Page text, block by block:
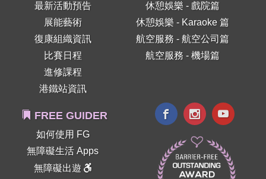
最新活動預告
展能藝術
復康組織資訊
比賽日程
進修課程
港鐵站資訊
休憩娛樂 - 戲院篇
休憩娛樂 - Karaoke 篇
航空服務 - 航空公司篇
航空服務 - 機場篇
FREE GUIDER
如何使用 FG
無障礙生活 Apps
無障礙出遊